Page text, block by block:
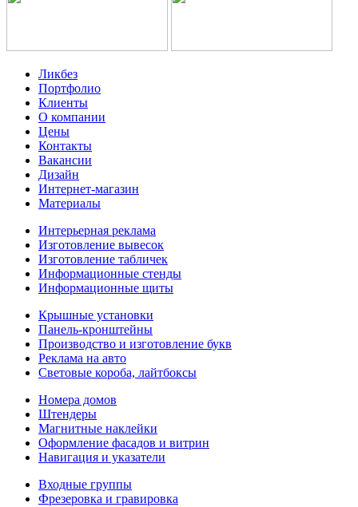
Ликбез
Портфолио
Клиенты
О компании
Цены
Контакты
Вакансии
Дизайн
Интернет-магазин
Материалы
Интерьерная реклама
Изготовление вывесок
Изготовление табличек
Информационные стенды
Информационные щиты
Крышные установки
Панель-кронштейны
Производство и изготовление букв
Реклама на авто
Световые короба, лайтбоксы
Номера домов
Штендеры
Магнитные наклейки
Оформление фасадов и витрин
Навигация и указатели
Входные группы
Фрезеровка и гравировка